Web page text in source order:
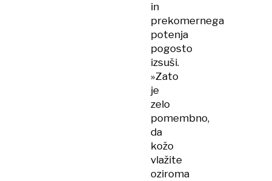
in
prekomernega
potenja
pogosto
izsuši.
»Zato
je
zelo
pomembno,
da
kožo
vlažite
oziroma